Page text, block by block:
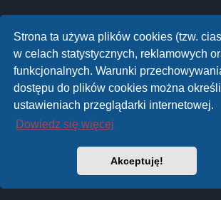
Strona ta używa plików cookies (tzw.
w celach statystycznych, reklamowych
funkcjonalnych. Warunki
dostępu do plików cookies można
ustawieniach przeglądarki internetowej.
Dowiedz się więcej
Akceptuję!